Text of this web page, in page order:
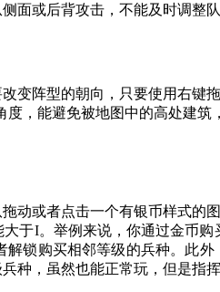
面或后背攻击，不能及时调
变阵型的朝向，只要使用右
，能避免被地图中的高处建筑
动或者点击一个有银币样式
于I。举例来说，你通过金币
锁购买相邻等级的兵种。此
种，虽然也能正常玩，但是指